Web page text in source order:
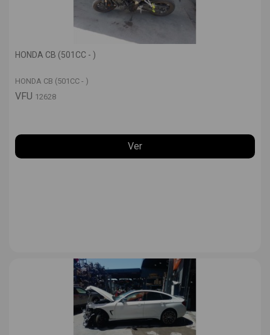
HONDA CB (501CC - )
HONDA CB (501CC - )
VFU 12628
Ver